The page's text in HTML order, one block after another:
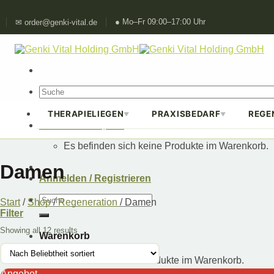
to
content
✉ order@genki-vital.de ● Mo–Fr 09:00–17:00 Uhr
Suchen
nach:
Es befinden sich keine Produkte im Warenkorb.
Anmelden / Registrieren
Suchen
nach:
Warenkorb
Es befinden sich keine Produkte im Warenkorb.
THERAPIELIEGEN▼ PRAXISBEDARF▼
Damen
Start / Shop / Regeneration /Damen
Filter
Showing all 12 results